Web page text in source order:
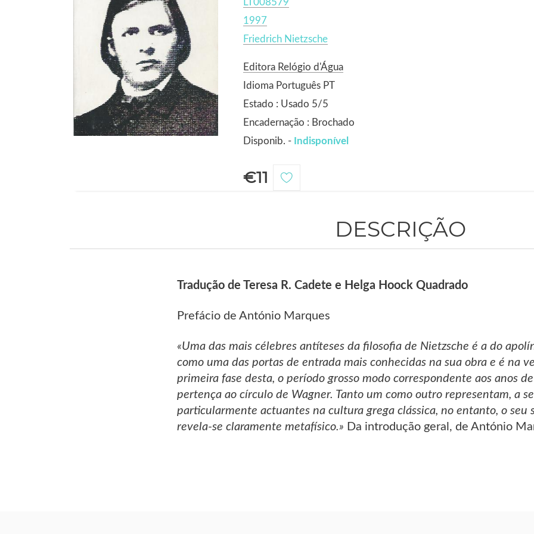
1997
Friedrich Nietzsche
Editora Relógio d'Água
Idioma Português PT
Estado : Usado 5/5
Encadernação : Brochado
Disponib. - Indisponível
€11
DESCRIÇÃO
Tradução de Teresa R. Cadete e Helga Hoock Quadrado
Prefácio de António Marques
«Uma das mais célebres antíteses da filosofia de Nietzsche é a do
como uma das portas de entrada mais conhecidas na sua obra e é na
primeira fase desta, o período grosso modo correspondente aos anos
pertença ao círculo de Wagner. Tanto um como outro representam, a
particularmente actuantes na cultura grega clássica, no entanto, o seu
revela-se claramente metafísico.» Da introdução geral, de António